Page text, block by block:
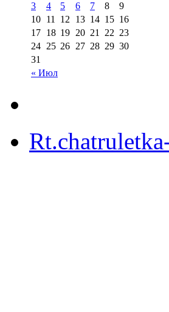
« Июл
3
4 5 6 7 8
9
10 11 12 13 14 15 16
17 18 19 20 21 22 23
24 25 26 27 28 29 30
31